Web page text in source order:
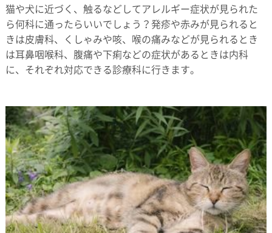
猫や犬に近づく、触るなどしてアレルギー症状が見られた
ら何科に通ったらいいでしょう？発疹や赤みが見られると
きは皮膚科、くしゃみや咳、喉の痛みなどが見られるとき
は耳鼻咽喉科、腹痛や下痢などの症状があるときは内科
に、それぞれ対応できる診療科に行きます。